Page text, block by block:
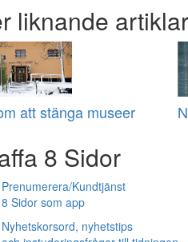
liknande artiklar
att stänga museer
8 Sidor
Prenumerera/Kundtjänst
8 Sidor som app
Nyhetskorsord, nyhetstips